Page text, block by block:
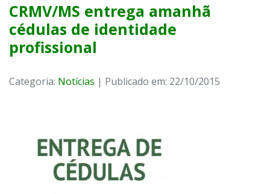
CRMV/MS entrega amanhã
cédulas de identidade
profissional
Categoria: Notícias | Publicado em: 22/10/2015